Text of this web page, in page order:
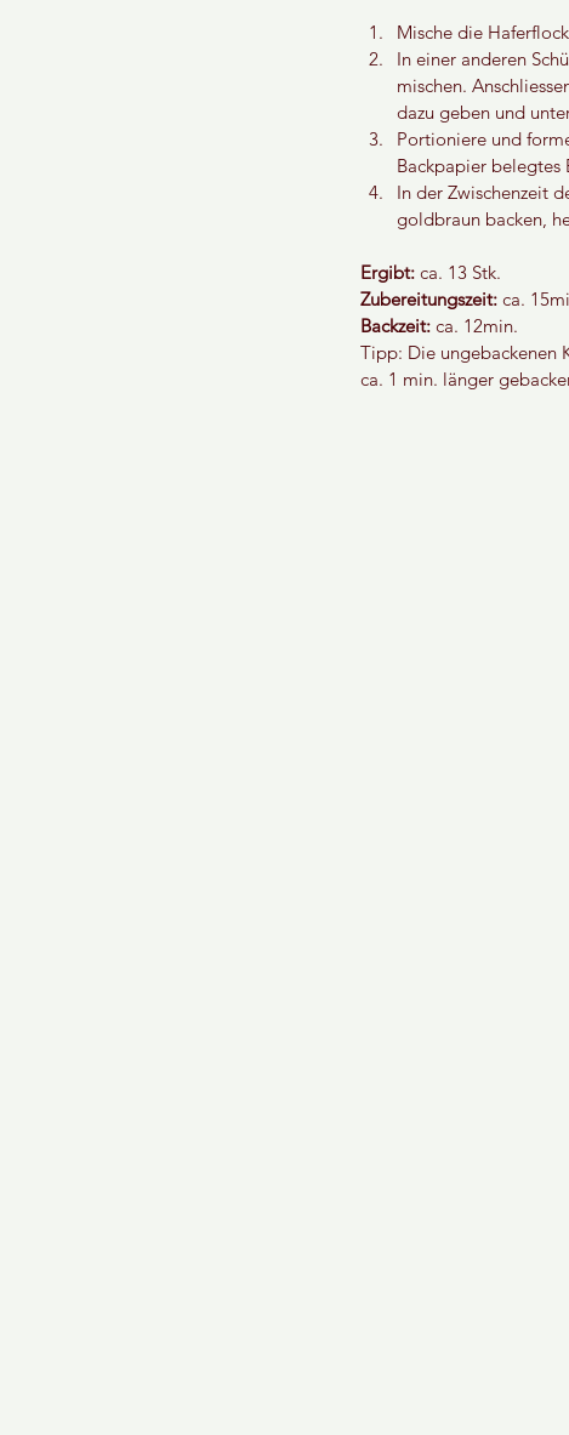
Mische die
In einer anderen
mischen.
dazu geben und
Portioniere und
Backpapier belegtes
In der Zwischenzeit
goldbraun backen,
Ergibt: ca. 13 Stk.
Zubereitungszeit: ca.
Backzeit: ca. 12min.
Tipp: Die ungebackenen
ca. 1 min. länger